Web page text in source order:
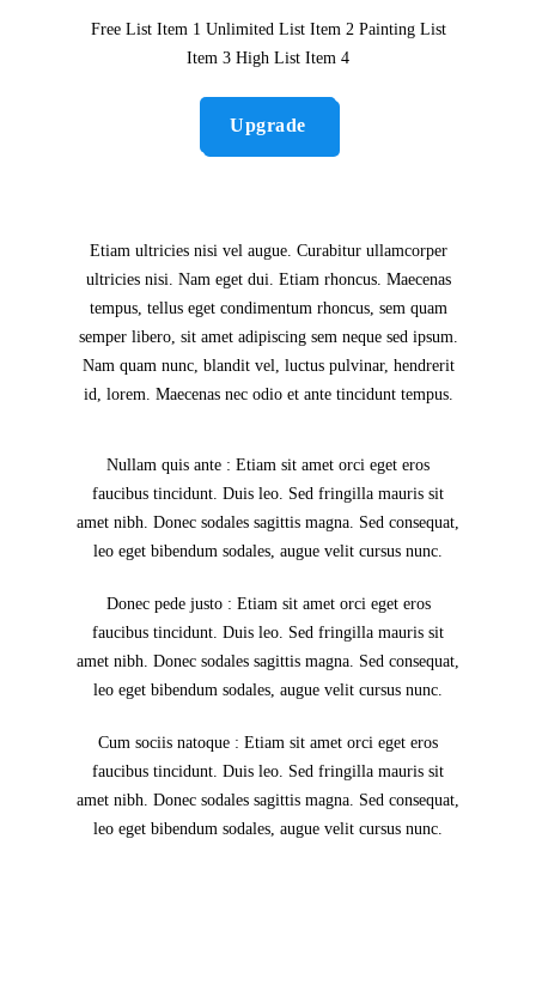
Free List Item 1 Unlimited List Item 2 Painting List
Item 3 High List Item 4
Upgrade
Etiam ultricies nisi vel augue. Curabitur ullamcorper
ultricies nisi. Nam eget dui. Etiam rhoncus. Maecenas
tempus, tellus eget condimentum rhoncus, sem quam
semper libero, sit amet adipiscing sem neque sed ipsum.
Nam quam nunc, blandit vel, luctus pulvinar, hendrerit
id, lorem. Maecenas nec odio et ante tincidunt tempus.
Nullam quis ante : Etiam sit amet orci eget eros
faucibus tincidunt. Duis leo. Sed fringilla mauris sit
amet nibh. Donec sodales sagittis magna. Sed consequat,
leo eget bibendum sodales, augue velit cursus nunc.
Donec pede justo : Etiam sit amet orci eget eros
faucibus tincidunt. Duis leo. Sed fringilla mauris sit
amet nibh. Donec sodales sagittis magna. Sed consequat,
leo eget bibendum sodales, augue velit cursus nunc.
Cum sociis natoque : Etiam sit amet orci eget eros
faucibus tincidunt. Duis leo. Sed fringilla mauris sit
amet nibh. Donec sodales sagittis magna. Sed consequat,
leo eget bibendum sodales, augue velit cursus nunc.